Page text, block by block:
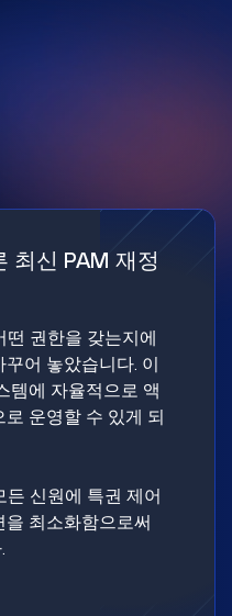
최신 PAM 재정
떤 권한을 갖는지에
어 놓았습니다. 이
템에 자율적으로 액
운영할 수 있게 되
든 신원에 특권 제어
최소화함으로써